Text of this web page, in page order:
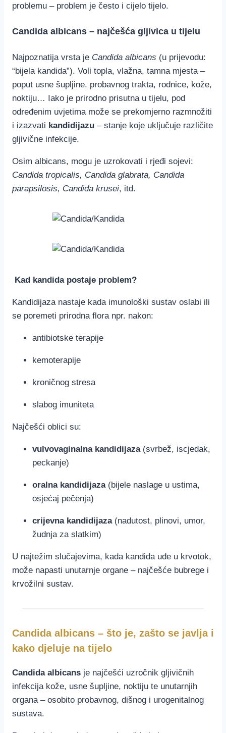
problemu – problem je često i cijelo tijelo.
Candida albicans – najčešća gljivica u tijelu
Najpoznatija vrsta je Candida albicans (u prijevodu:
“bijela kandida”). Voli topla, vlažna, tamna mjesta –
poput usne šupljine, probavnog trakta, rodnice, kože,
noktiju… Iako je prirodno prisutna u tijelu, pod
određenim uvjetima može se prekomjerno razmnožiti
i izazvati kandidijazu – stanje koje uključuje različite
gljivične infekcije.
Osim albicans, mogu je uzrokovati i rjeđi sojevi:
Candida tropicalis, Candida glabrata, Candida
parapsilosis, Candida krusei, itd.
Kad kandida postaje problem?
Kandidijaza nastaje kada imunološki sustav oslabi ili
se poremeti prirodna flora npr. nakon:
antibiotske terapije
kemoterapije
kroničnog stresa
slabog imuniteta
Najčešći oblici su:
vulvovaginalna kandidijaza(svrbež, iscjedak,
peckanje)
oralna kandidijaza(bijele naslage u ustima,
osjećaj pečenja)
crijevna kandidijaza(nadutost, plinovi, umor,
žudnja za slatkim)
U najtežim slučajevima, kada kandida uđe u krvotok,
može napasti unutarnje organe – najčešće bubrege i
krvožilni sustav.
Candida albicans – što je, zašto se javlja i
kako djeluje na tijelo
Candida albicans je najčešći uzročnik gljivičnih
infekcija kože, usne šupljine, noktiju te unutarnjih
organa – osobito probavnog, dišnog i urogenitalnog
sustava.